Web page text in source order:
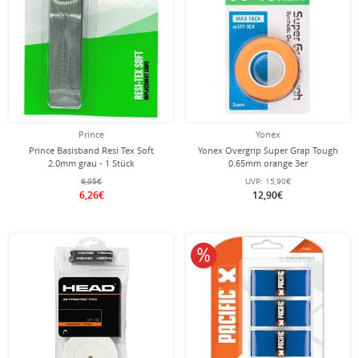
Prince
Prince Basisband Resi Tex Soft
2.0mm grau - 1 Stück
6,95€
6,26€
Yonex
Yonex Overgrip Super Grap Tough
0.65mm orange 3er
UVP: 15,90€
12,90€
10% reduziert